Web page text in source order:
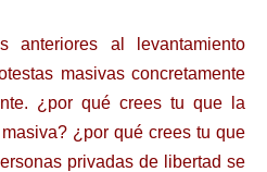
anteriores al levantamiento
masivas concretamente
¿por qué crees tu que la
¿por qué crees tu que
privadas de libertad se